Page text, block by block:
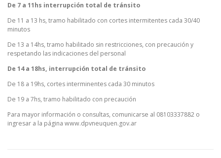
De 7 a 11hs interrupción total de tránsito
De 11 a 13 hs, tramo habilitado con cortes intermitentes cada 30/40
minutos
De 13 a 14hs, tramo habilitado sin restricciones, con precaución y
respetando las indicaciones del personal
De 14 a 18hs, interrupción total de tránsito
De 18 a 19hs, cortes interminentes cada 30 minutos
De 19 a 7hs, tramo habilitado con precaución
Para mayor información o consultas, comunicarse al 08103337882 o
ingresar a la página www.dpvneuquen.gov.ar